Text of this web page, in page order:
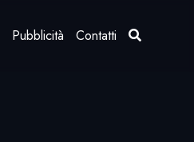
Pubblicità Contatti